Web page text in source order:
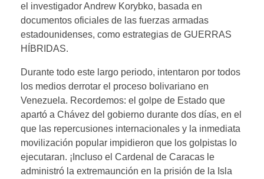
el investigador Andrew Korybko, basada en
documentos oficiales de las fuerzas armadas
estadounidenses, como estrategias de GUERRAS
HÍBRIDAS.
Durante todo este largo periodo, intentaron por todos
los medios derrotar el proceso bolivariano en
Venezuela. Recordemos: el golpe de Estado que
apartó a Chávez del gobierno durante dos días, en el
que las repercusiones internacionales y la inmediata
movilización popular impidieron que los golpistas lo
ejecutaran. ¡Incluso el Cardenal de Caracas le
administró la extremaunción en la prisión de la Isla